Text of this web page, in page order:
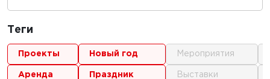
Теги
проекты
аренда
новый год
праздник
мероприятия
выставки